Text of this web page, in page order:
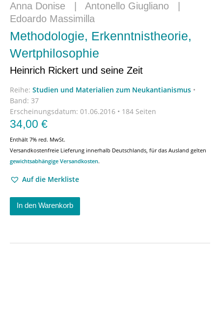
Anna Donise Antonello Giugliano
Edoardo Massimilla
Methodologie, Erkenntnistheorie,
Wertphilosophie
Heinrich Rickert und seine Zeit
Reihe: Studien und Materialien zum Neukantianismus •
Band: 37
Erscheinungsdatum: 01.06.2016 • 184 Seiten
34,00 €
Enthält 7% red. MwSt.
Versandkostenfreie Lieferung innerhalb Deutschlands, für das Ausland gelten
gewichtsabhängige Versandkosten.
Auf die Merkliste
In den Warenkorb